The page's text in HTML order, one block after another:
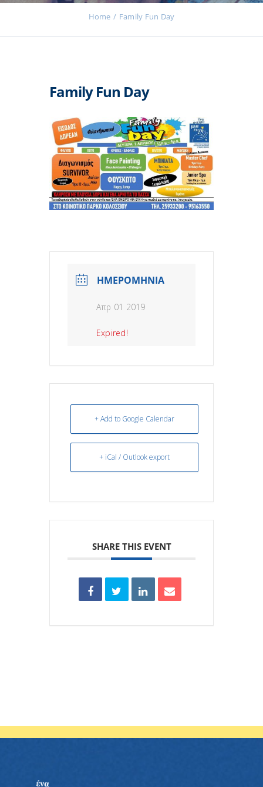
Προϊόντα
Επικοινωνία
Home Family Fun Day
Family Fun Day
ΗΜΕΡΟΜΗΝΙΑ
Απρ 01 2019
Expired!
+ Add to Google Calendar
+ iCal / Outlook export
SHARE THIS EVENT